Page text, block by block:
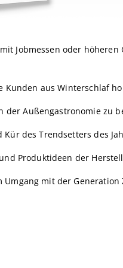
Jobmessen oder höheren
Kunden aus Winterschlaf
der Außengastronomie zu
des Trendsetters des
Produktideen der
Umgang mit der